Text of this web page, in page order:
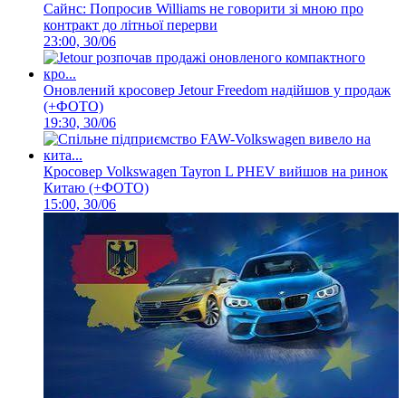
Сайнс: Попросив Williams не говорити зі мною про
контракт до літньої перерви
23:00, 30/06
Оновлений кросовер Jetour Freedom надійшов у продаж
(+ФОТО)
19:30, 30/06
Кросовер Volkswagen Tayron L PHEV вийшов на ринок
Китаю (+ФОТО)
15:00, 30/06